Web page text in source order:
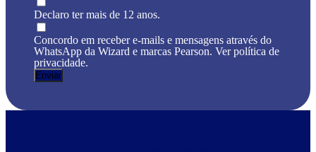
Declaro ter mais de 12 anos.
Concordo em receber e-mails e mensagens através do
WhatsApp da Wizard e marcas Pearson. Ver política de
privacidade.